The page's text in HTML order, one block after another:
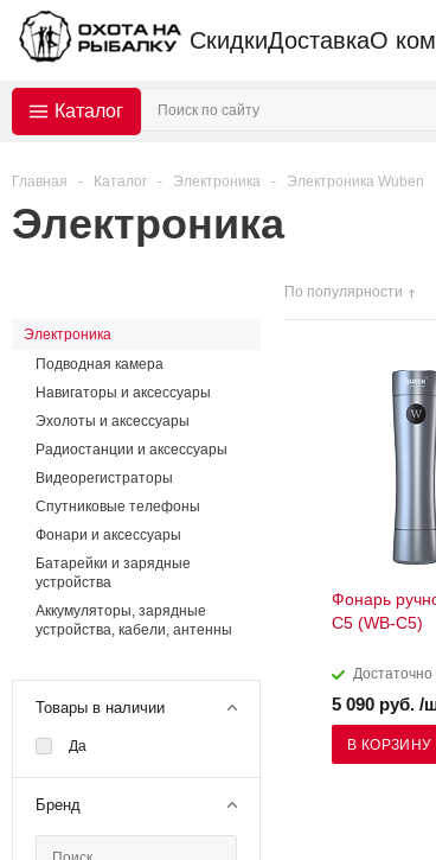
СкидкиДоставкаО
Каталог
Главная - Каталог - Электроника - Электроника Wuben
Электроника
Электроника
Подводная камера
Навигаторы и аксессуары
Эхолоты и аксессуары
Радиостанции и аксессуары
Видеорегистраторы
Спутниковые телефоны
Фонари и аксессуары
Батарейки и зарядные
устройства
Аккумуляторы, зарядные
устройства, кабели, антенны
Товары в наличии
Да
Бренд
По популярности
Фонарь
C5 (WB-C5)
Достаточно
5 090 руб. /
В КОРЗИНУ